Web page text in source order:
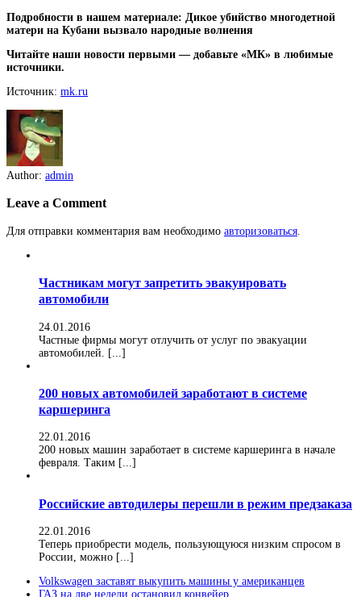
Подробности в нашем материале: Дикое убийство многодетной
матери на Кубани вызвало народные волнения
Читайте наши новости первыми — добавьте «МК» в любимые
источники.
Источник: mk.ru
Author: admin
Leave a Comment
Для отправки комментария вам необходимо авторизоваться
Частникам могут запретить эвакуировать
автомобили
24.01.2016
Частные фирмы могут отлучить от услуг по эвакуации
автомобилей. [...]
200 новых автомобилей заработают в системе
каршеринга
22.01.2016
200 новых машин заработает в системе каршеринга в начале
февраля. Таким [...]
Российские автодилеры перешли в режим предзаказа
22.01.2016
Теперь приобрести модель, пользующуюся низким спросом в
России, можно [...]
Volkswagen заставят выкупить машины у американцев
ГАЗ на две недели остановил конвейер